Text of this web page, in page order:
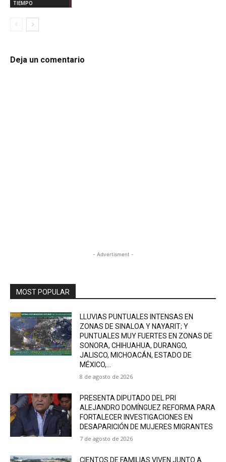
TIEMPO
Deja un comentario
- Advertisment -
MOST POPULAR
LLUVIAS PUNTUALES INTENSAS EN
ZONAS DE SINALOA Y NAYARIT; Y
PUNTUALES MUY FUERTES EN ZONAS DE
SONORA, CHIHUAHUA, DURANGO,
JALISCO, MICHOACÁN, ESTADO DE
MÉXICO,...
8 de agosto de 2026
PRESENTA DIPUTADO DEL PRI
ALEJANDRO DOMÍNGUEZ REFORMA PARA
FORTALECER INVESTIGACIONES EN
DESAPARICIÓN DE MUJERES MIGRANTES
7 de agosto de 2026
CIENTOS DE FAMILIAS VIVEN JUNTO A